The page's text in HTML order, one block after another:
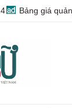
Bảng giá